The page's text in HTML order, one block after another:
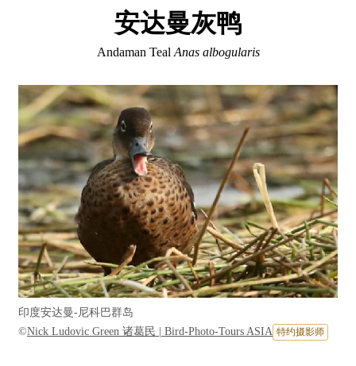
安达曼灰鸭
Andaman Teal Anas albogularis
印度安达曼-尼科巴群岛
©Nick Ludovic Green 诸葛民 | Bird-Photo-Tours ASIA 特约摄影师